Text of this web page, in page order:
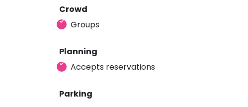
Crowd
Groups
Planning
Accepts reservations
Parking